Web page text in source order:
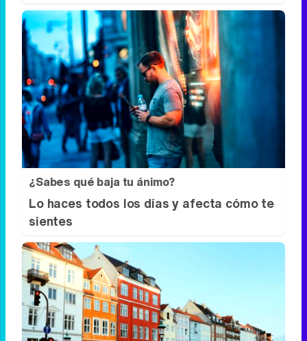
9 apps que valen oro
No son populares, pero sí
extraordinariamente útiles
¿Sabes qué baja tu ánimo?